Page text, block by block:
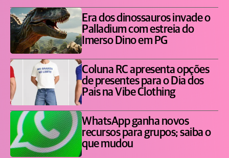
Era dos dinossauros invade o
Palladium com estreia do
Imerso Dino em PG
Coluna RC apresenta opções
de presentes para o Dia dos
Pais na Vibe Clothing
WhatsApp ganha novos
recursos para grupos; saiba o
que mudou